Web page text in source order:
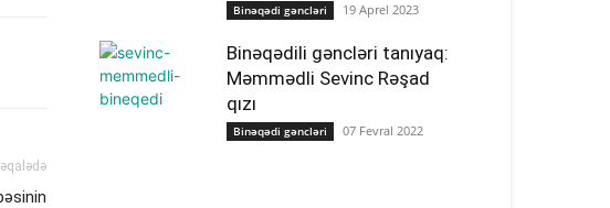
Binəqədi gəncləri 19 Aprel 2023
Binəqədili gəncləri tanıyaq:
Məmmədli Sevinc Rəşad
qızı
Binəqədi gəncləri 07 Fevral 2022